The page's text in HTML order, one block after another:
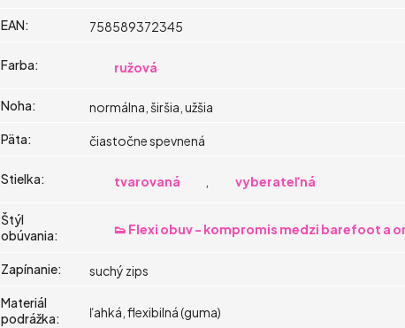
EAN: 758589372345
Farba: ružová
Noha:
normálna, širšia, užšia
Päta: čiastočne spevnená
Stielka: tvarovaná vyberateľná
Štýl
obúvania: 👟 Flexi obuv - kompromis medzi barefoot a
Zapínanie:
suchý zips
Materiál
podrážka: ľahká, flexibilná (guma)